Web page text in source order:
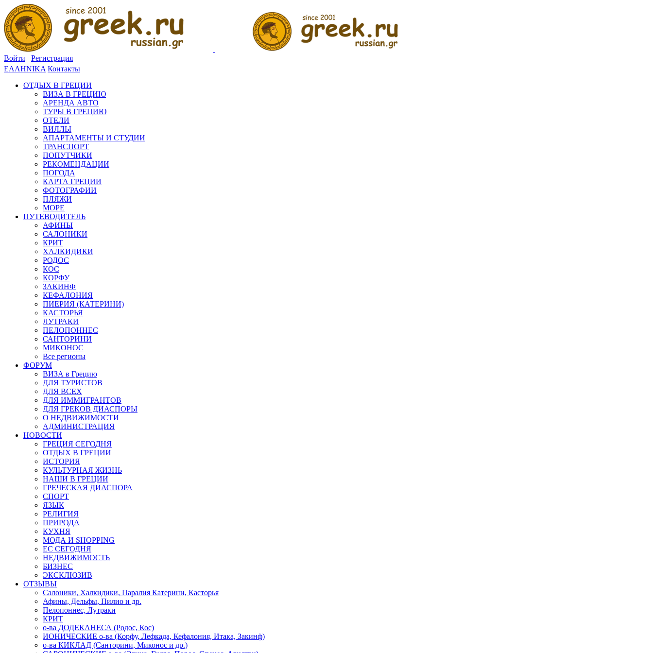
Войти
Регистрация
ΕΛΛΗΝΙΚΑ Контакты
ОТДЫХ В ГРЕЦИИ
ВИЗА В ГРЕЦИЮ
АРЕНДА АВТО
ТУРЫ В ГРЕЦИЮ
ОТЕЛИ
ВИЛЛЫ
АПАРТАМЕНТЫ И СТУДИИ
ТРАНСПОРТ
ПОПУТЧИКИ
РЕКОМЕНДАЦИИ
ПОГОДА
КАРТА ГРЕЦИИ
ФОТОГРАФИИ
ПЛЯЖИ
МОРЕ
ПУТЕВОДИТЕЛЬ
АФИНЫ
САЛОНИКИ
КРИТ
ХАЛКИДИКИ
РОДОС
КОС
КОРФУ
ЗАКИНФ
КЕФАЛОНИЯ
ПИЕРИЯ (КАТЕРИНИ)
КАСТОРЬЯ
ЛУТРАКИ
ПЕЛОПОННЕС
САНТОРИНИ
МИКОНОС
Все регионы
ФОРУМ
ВИЗА в Грецию
ДЛЯ ТУРИСТОВ
ДЛЯ ВСЕХ
ДЛЯ ИММИГРАНТОВ
ДЛЯ ГРЕКОВ ДИАСПОРЫ
О НЕДВИЖИМОСТИ
АДМИНИСТРАЦИЯ
НОВОСТИ
ГРЕЦИЯ СЕГОДНЯ
ОТДЫХ В ГРЕЦИИ
ИСТОРИЯ
КУЛЬТУРНАЯ ЖИЗНЬ
НАШИ В ГРЕЦИИ
ГРЕЧЕСКАЯ ДИАСПОРА
СПОРТ
ЯЗЫК
РЕЛИГИЯ
ПРИРОДА
КУХНЯ
МОДА И SHOPPING
ЕС СЕГОДНЯ
НЕДВИЖИМОСТЬ
БИЗНЕС
ЭКСКЛЮЗИВ
ОТЗЫВЫ
Салоники, Халкидики, Паралия Катерини, Касторья
Афины, Дельфы, Пилио и др.
Пелопоннес, Лутраки
КРИТ
о-ва ДОДЕКАНЕСА (Родос, Кос)
ИОНИЧЕСКИЕ о-ва (Корфу, Лефкада, Кефалония, Итака, Закинф)
о-ва КИКЛАД (Санторини, Миконос и др.)